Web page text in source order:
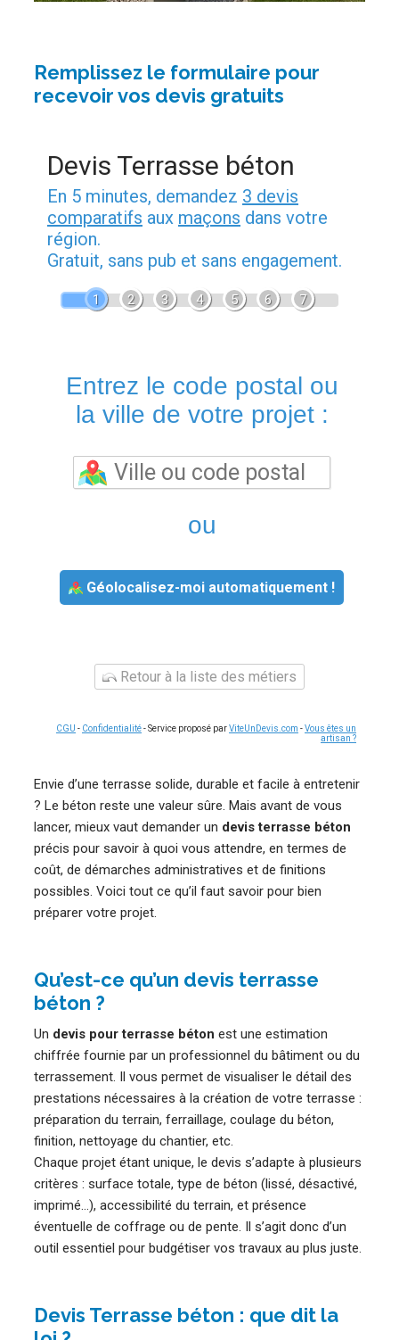
Remplissez le formulaire pour
recevoir vos devis gratuits
Devis Terrasse béton
En 5 minutes, demandez 3 devis
comparatifs aux maçons dans votre
région.
Gratuit, sans pub et sans engagement.
1 2 3 4 5 6 7
Entrez le code postal ou
la ville de votre projet :
ou
Géolocalisez-moi automatiquement !
Retour à la liste des métiers
CGU - Confidentialité- Service proposé parViteUnDevis.com -Vous êtes un
artisan ?
Envie d’une terrasse solide, durable et facile à entretenir
? Le béton reste une valeur sûre. Mais avant de vous
lancer, mieux vaut demander un devis terrasse béton
précis pour savoir à quoi vous attendre, en termes de
coût, de démarches administratives et de finitions
possibles. Voici tout ce qu’il faut savoir pour bien
préparer votre projet.
Qu’est-ce qu’un devis terrasse
béton ?
Un devis pour terrasse béton est une estimation
chiffrée fournie par un professionnel du bâtiment ou du
terrassement. Il vous permet de visualiser le détail des
prestations nécessaires à la création de votre terrasse :
préparation du terrain, ferraillage, coulage du béton,
finition, nettoyage du chantier, etc.
Chaque projet étant unique, le devis s’adapte à plusieurs
critères : surface totale, type de béton (lissé, désactivé,
imprimé…), accessibilité du terrain, et présence
éventuelle de coffrage ou de pente. Il s’agit donc d’un
outil essentiel pour budgétiser vos travaux au plus juste.
Devis Terrasse béton : que dit la